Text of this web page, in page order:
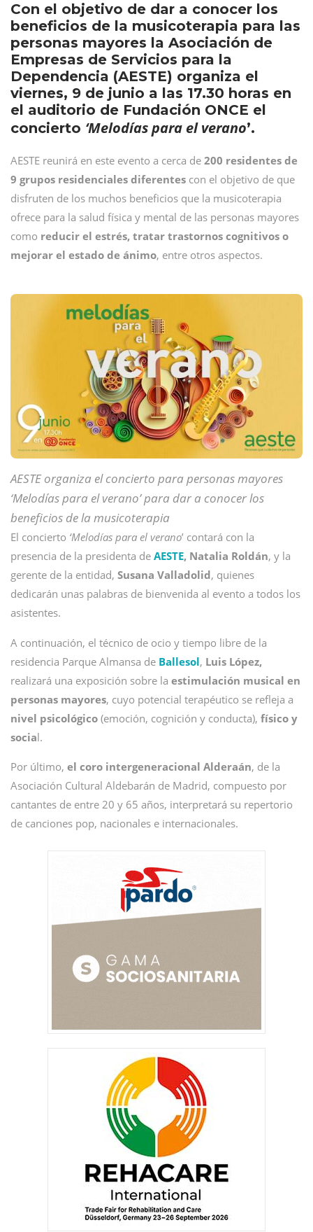
Con el objetivo de dar a conocer los
beneficios de la musicoterapia para las
personas mayores la Asociación de
Empresas de Servicios para la
Dependencia (AESTE) organiza el
viernes, 9 de junio a las 17.30 horas en
el auditorio de Fundación ONCE el
concierto ‘Melodías para el verano’.
AESTE reunirá en este evento a cerca de 200 residentes de
9 grupos residenciales diferentes con el objetivo de que
disfruten de los muchos beneficios que la musicoterapia
ofrece para la salud física y mental de las personas mayores
como reducir el estrés, tratar trastornos cognitivos o
mejorar el estado de ánimo, entre otros aspectos.
AESTE organiza el concierto para personas mayores
‘Melodías para el verano’ para dar a conocer los
beneficios de la musicoterapia
El concierto ‘Melodías para el verano’ contará con la
presencia de la presidenta de AESTE, Natalia Roldán, y la
gerente de la entidad, Susana Valladolid, quienes
dedicarán unas palabras de bienvenida al evento a todos los
asistentes.
A continuación, el técnico de ocio y tiempo libre de la
residencia Parque Almansa de Ballesol, Luis López,
realizará una exposición sobre la estimulación musical en
personas mayores, cuyo potencial terapéutico se refleja a
nivel psicológico (emoción, cognición y conducta), físico y
social.
Por último, el coro intergeneracional Alderaán, de la
Asociación Cultural Aldebarán de Madrid, compuesto por
cantantes de entre 20 y 65 años, interpretará su repertorio
de canciones pop, nacionales e internacionales.